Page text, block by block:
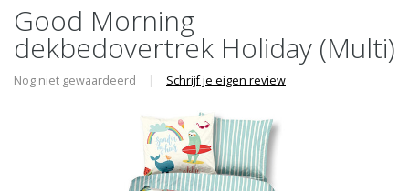
Good Morning
dekbedovertrek Holiday (Multi)
Nog niet gewaardeerd | Schrijf je eigen review